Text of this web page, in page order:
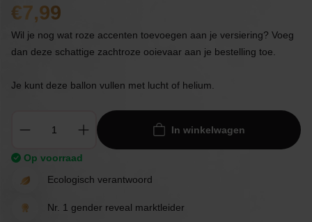
7,99
Wil je nog wat roze accenten toevoegen aan je versiering? Voeg
dan deze schattige zachtroze ooievaar aan je bestelling toe.
Je kunt deze ballon vullen met lucht of helium.
In winkelwagen
Op voorraad
Ecologisch verantwoord
Nr. 1 gender reveal marktleider